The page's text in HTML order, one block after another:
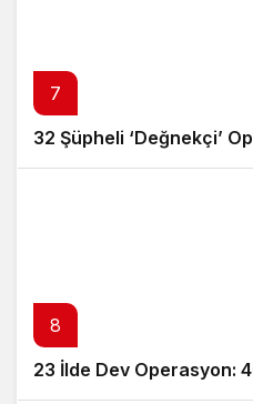
7
32 Şüpheli ‘Değnekçi’
8
23 İlde Dev Operasyon: